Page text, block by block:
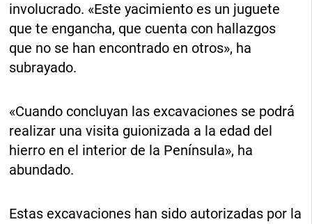
involucrado. «Este yacimiento es un juguete
que te engancha, que cuenta con hallazgos
que no se han encontrado en otros», ha
subrayado.
«Cuando concluyan las excavaciones se podrá
realizar una visita guionizada a la edad del
hierro en el interior de la Península», ha
abundado.
Estas excavaciones han sido autorizadas por la